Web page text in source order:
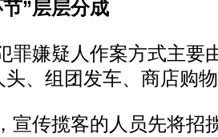
”层层分成
嫌疑人作案方式主要
头、组团发车、商店购
传揽客的人员先将招